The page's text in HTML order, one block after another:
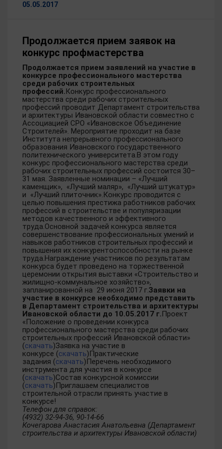
05.05.2017
Продолжается прием заявок на
конкурс профмастерства
Продолжается прием заявлений на участие в
конкурсе профессионального мастерства
среди рабочих строительных
профессий.Конкурс профессионального
мастерства среди рабочих строительных
профессий проводит Департамент строительства
и архитектуры Ивановской области совместно с
Ассоциацией СРО «Ивановское Объединение
Строителей». Мероприятие проходит на базе
Института непрерывного профессионального
образования Ивановского государственного
политехнического университета.В этом году
конкурс профессионального мастерства среди
рабочих строительных профессий состоится 30–
31 мая. Заявленные номинации – «Лучший
каменщик», «Лучший маляр», «Лучший штукатур»
и «Лучший плиточник».Конкурс проводится с
целью повышения престижа работников рабочих
профессий в строительстве и популяризации
методов качественного и эффективного
труда.Основной задачей конкурса является
совершенствование профессиональных умений и
навыков работников строительных профессий и
повышения их конкурентоспособности на рынке
труда.Награждение участников по результатам
конкурса будет проведено на торжественной
церемонии открытия выставки «Строительство и
жилищно-коммунальное хозяйство»,
запланированной на 29 июня 2017 г.Заявки на
участие в конкурсе необходимо представить
в Департамент строительства и архитектуры
Ивановской области до 10.05.2017 г.Проект
«Положение о проведении конкурса
профессионального мастерства среди рабочих
строительных профессий Ивановской области»
(скачать)Заявка на участие в
конкурсе (скачать)Практические
задания (скачать)Перечень необходимого
инструмента для участия в конкурсе
(скачать)Состав конкурсной комиссии
(скачать)Приглашаем специалистов
строительной отрасли принять участие в
конкурсе!
Телефон для справок:
(4932) 32-94-36, 90-14-66
Кочегарова Анастасия Анатольевна (Департамент
строительства и архитектуры Ивановской области)